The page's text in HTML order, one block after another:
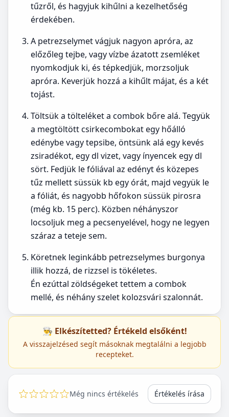
tűzről, és hagyjuk kihűlni a kezelhetőség
érdekében.
A petrezselymet vágjuk nagyon apróra, az
előzőleg tejbe, vagy vízbe ázatott zsemléket
nyomkodjuk ki, és tépkedjük, morzsoljuk
apróra. Keverjük hozzá a kihűlt májat, és a két
tojást.
Töltsük a tölteléket a combok bőre alá. Tegyük
a megtöltött csirkecombokat egy hőálló
edénybe vagy tepsibe, öntsünk alá egy kevés
zsiradékot, egy dl vizet, vagy ínyencek egy dl
sört. Fedjük le fóliával az edényt és közepes
tűz mellett süssük kb egy órát, majd vegyük le
a fóliát, és nagyobb hőfokon süssük pirosra
(még kb. 15 perc). Közben néhányszor
locsoljuk meg a pecsenyelével, hogy ne legyen
száraz a teteje sem.
Köretnek leginkább petrezselymes burgonya
illik hozzá, de rizzsel is tökéletes.
Én ezúttal zöldségeket tettem a combok
mellé, és néhány szelet kolozsvári szalonnát.
👨‍🍳 Elkészítetted? Értékeld elsőként!
A visszajelzésed segít másoknak megtalálni a legjobb
recepteket.
Még nincs értékelés Értékelés írása